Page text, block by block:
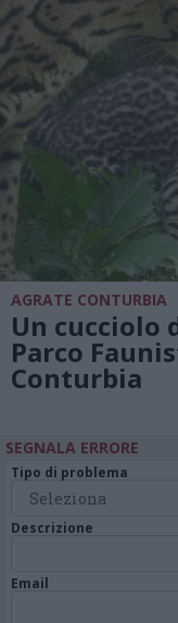
AGRATE CONTURBIA
Un cucciolo
Parco
Conturbia
SEGNALA ERRORE
Tipo di problema
Descrizione
Email